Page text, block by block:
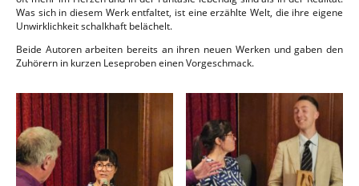
Was sich in diesem Werk entfaltet, ist eine erzählte Welt, die ihre eigene
Unwirklichkeit schalkhaft belächelt.
Beide Autoren arbeiten bereits an ihren neuen Werken und gaben den
Zuhörern in kurzen Leseproben einen Vorgeschmack.